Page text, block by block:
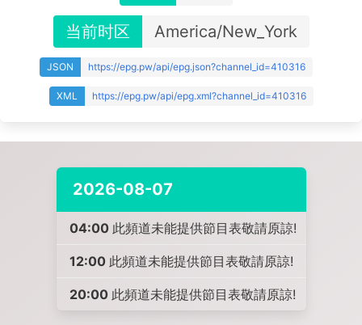
当前时区 America/New_York
JSON https://epg.pw/api/epg.json?channel_id=410316
XML https://epg.pw/api/epg.xml?channel_id=410316
2026-08-07
04:00 此頻道未能提供節目表敬請原諒!
12:00 此頻道未能提供節目表敬請原諒!
20:00 此頻道未能提供節目表敬請原諒!